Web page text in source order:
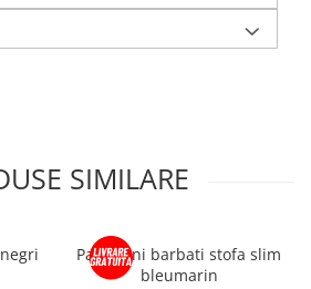
SIMILARE
Pantaloni barbati stofa slim
bleumarin